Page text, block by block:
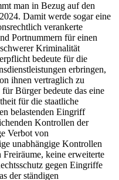
man in Bezug auf den
Damit werde sogar eine
verankerte
Portnummern für einen
Kriminalität
bedeute für die
erbringen,
ihnen vertraglich zu
Bürger bedeute das eine
für die staatliche
belastenden Eingriff
Kontrollen der
Verbot von
unabhängige Kontrollen
keine erweiterte
gegen Eingriffe
der ständigen